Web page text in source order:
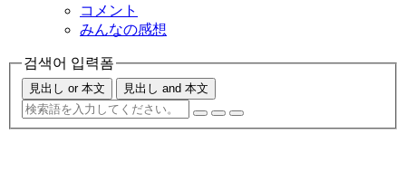
コメント
みんなの感想
검색어 입력폼
見出し or 本文 見出し and 本文